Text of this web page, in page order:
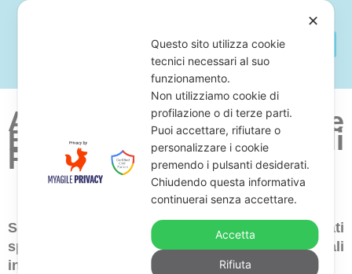
Avvocato Per Cartelle
Esattoriali Genzano di
Roma
Sei alla ricerca di uno studio legale di avvocati
specializzati in annullamento di cartelle esattoriali
in zona Genzano di Roma?
✕
Questo sito utilizza cookie
tecnici necessari al suo
funzionamento.
Non utilizziamo cookie di
profilazione o di terze parti.
Puoi accettare, rifiutare o
personalizzare i cookie
premendo i pulsanti desiderati.
Chiudendo questa informativa
continuerai senza accettare.
Accetta
Rifiuta